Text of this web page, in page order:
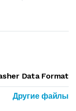
Data Format
Другие файлы